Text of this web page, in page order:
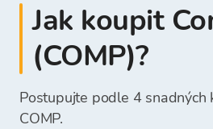
Jak koupit
(COMP)?
Postupujte podle 4 snadných
COMP.